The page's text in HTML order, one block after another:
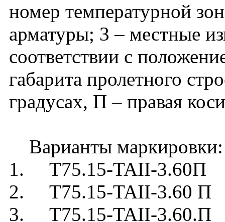
номер температурной
арматуры; 3 – местные
соответствии с
габарита пролетного
градусах, П – правая
Варианты маркировки:
1. Т75.15-TAII-3.60П
2. Т75.15-TAII-3.60 П
3. Т75.15-TAII-3.60.П